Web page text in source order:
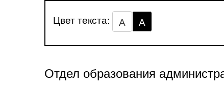
Цвет текста: А А
Отдел образования